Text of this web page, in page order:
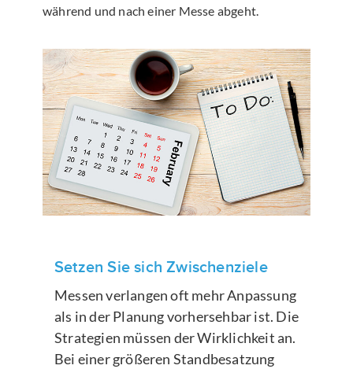
während und nach einer Messe abgeht.
Setzen Sie sich Zwischenziele
Messen verlangen oft mehr Anpassung
als in der Planung vorhersehbar ist. Die
Strategien müssen der Wirklichkeit an.
Bei einer größeren Standbesatzung